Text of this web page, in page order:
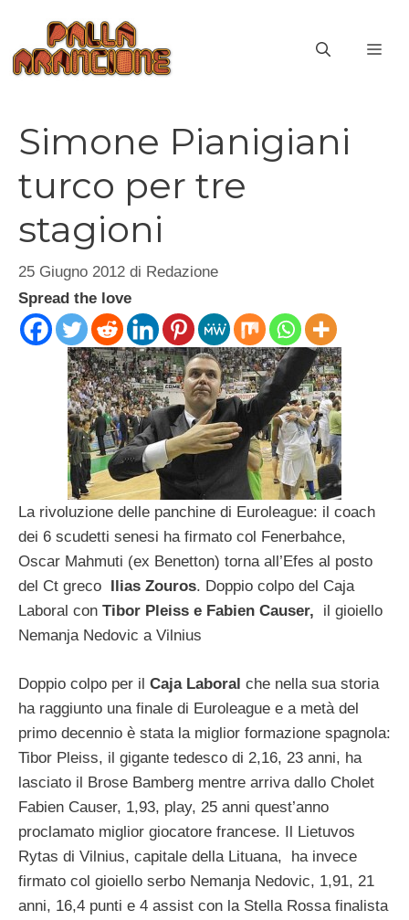
contenuto
Simone Pianigiani
turco per tre
stagioni
25 Giugno 2012 di Redazione
Spread the love
La rivoluzione delle panchine di Euroleague: il coach
dei 6 scudetti senesi ha firmato col Fenerbahce,
Oscar Mahmuti (ex Benetton) torna all’Efes al posto
del Ct greco
Ilias Zouros. Doppio colpo del Caja
Laboral con Tibor Pleiss e Fabien Causer, il gioiello
Nemanja Nedovic a Vilnius
Doppio colpo per il Caja Laboral che nella sua storia
ha raggiunto una finale di Euroleague e a metà del
primo decennio è stata la miglior formazione spagnola:
Tibor Pleiss, il gigante tedesco di 2,16, 23 anni, ha
lasciato il Brose Bamberg mentre arriva dallo Cholet
Fabien Causer, 1,93, play, 25 anni quest’anno
proclamato miglior giocatore francese. Il Lietuvos
Rytas di Vilnius, capitale della Lituana, ha invece
firmato col gioiello serbo Nemanja Nedovic, 1,91, 21
anni, 16,4 punti e 4 assist con la Stella Rossa finalista